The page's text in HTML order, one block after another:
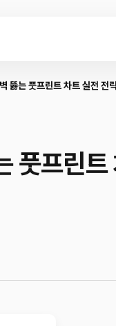
뚫는 풋프린트 차트 실전 전
풋프린트